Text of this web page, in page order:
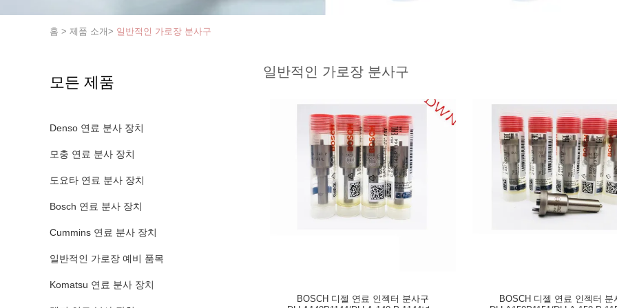
홈 > 제품 소개> 일반적인 가로장 분사구
모든 제품
Denso 연료 분사 장치
모충 연료 분사 장치
도요타 연료 분사 장치
Bosch 연료 분사 장치
Cummins 연료 분사 장치
일반적인 가로장 예비 품목
Komatsu 연료 분사 장치
일반적인 가로장 분사구
BOSCH 디젤 연료 인젝터 분사구
BOSCH 디젤 연료 인젝터 분